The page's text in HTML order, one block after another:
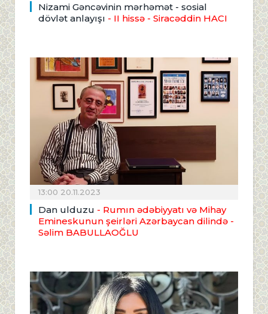
Nizami Gəncəvinin mərhəmət - sosial
dövlət anlayışı - II hissə - Siracəddin HACI
13:00 20.11.2023
Dan ulduzu - Rumın ədəbiyyatı və Mihay
Emineskunun şeirləri Azərbaycan dilində -
Səlim BABULLAOĞLU